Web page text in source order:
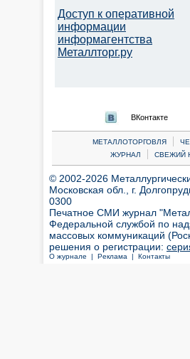
Доступ к оперативной
информации
информагентства
Металлторг.ру
ВКонтакте
МЕТАЛЛОТОРГОВЛЯ |
ЖУРНАЛ
| СВЕЖИЙ
© 2002-2026
Московская обл., г.
0300
Печатное СМИ журнал
Федеральной службой по
массовых коммуникаций
решения о регистрации:
О журнале | Реклама | Контакты